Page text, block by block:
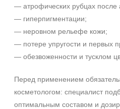
Рост волос и алопеция
— атрофических рубцах после
— гиперпигментации;
— неровном рельефе кожи;
— потере упругости и первых
— обезвоженности и тусклом
Перед применением
косметологом: специалист
оптимальным составом и